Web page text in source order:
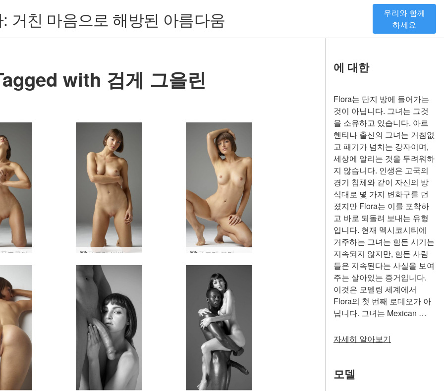
거친 마음으로 해방된 아름다움
우리와 함께
하세요
with 검게 그을린
프론탈 플로라 비바 아르헨티나
에 대한
Flora는 단지 방에 들어가는
것이 아닙니다. 그녀는 그것
을 소유하고 있습니다. 아르
헨티나 출신의 그녀는 거침없
고 패기가 넘치는 강자이며,
세상에 알리는 것을 두려워하
지 않습니다. 인생은 고국의
경기 침체와 같이 자신의 방
식대로 몇 가지 변화구를 던
졌지만 Flora는 이를 포착하
고 바로 되돌려 보내는 유형
입니다. 현재 멕시코시티에
거주하는 그녀는 힘든 시기는
지속되지 않지만, 힘든 사람
들은 지속된다는 사실을 보여
주는 살아있는 증거입니다.
이것은 모델링 세계에서
Flora의 첫 번째 로데오가 아
닙니다. 그녀는 Mexican …
자세히 알아보기
모델